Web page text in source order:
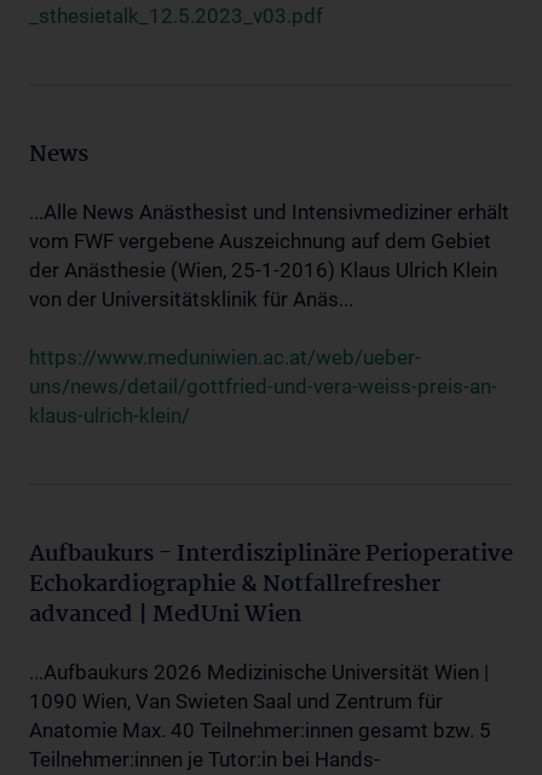
_sthesietalk_12.5.2023_v03.pdf
News
...Alle News Anästhesist und Intensivmediziner erhält
vom FWF vergebene Auszeichnung auf dem Gebiet
der Anästhesie (Wien, 25-1-2016) Klaus Ulrich Klein
von der Universitätsklinik für Anäs...
https://www.meduniwien.ac.at/web/ueber-
uns/news/detail/gottfried-und-vera-weiss-preis-an-
klaus-ulrich-klein/
Aufbaukurs - Interdisziplinäre Perioperative
Echokardiographie & Notfallrefresher
advanced | MedUni Wien
...Aufbaukurs 2026 Medizinische Universität Wien |
1090 Wien, Van Swieten Saal und Zentrum für
Anatomie Max. 40 Teilnehmer:innen gesamt bzw. 5
Teilnehmer:innen je Tutor:in bei Hands-